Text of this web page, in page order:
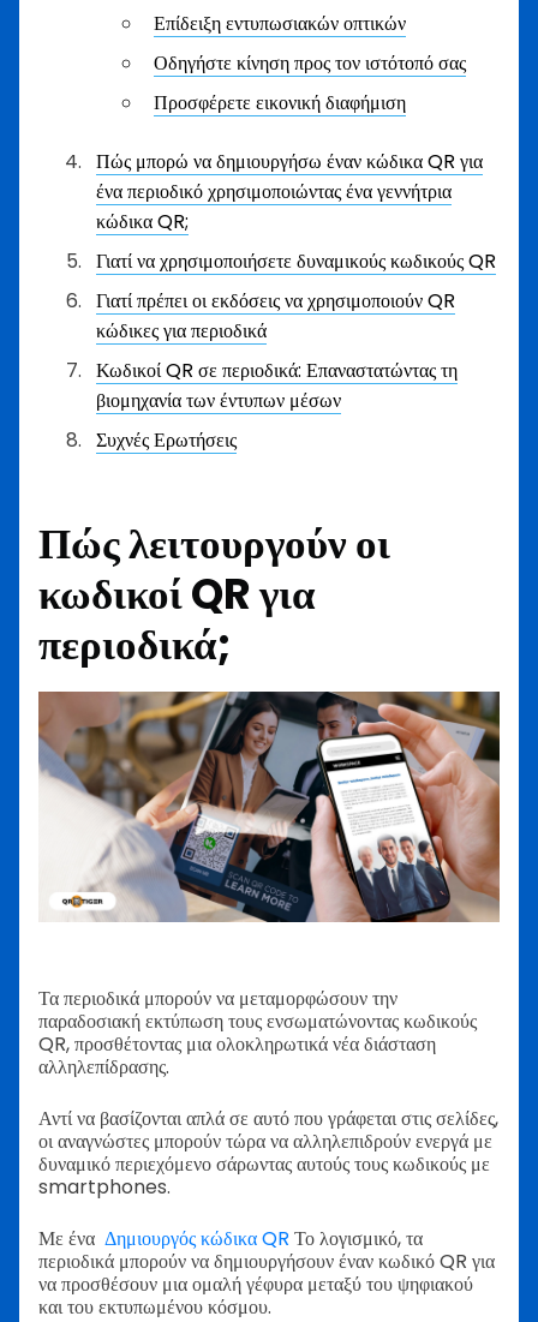
Επίδειξη εντυπωσιακών οπτικών
Οδηγήστε κίνηση προς τον ιστότοπό σας
Προσφέρετε εικονική διαφήμιση
Πώς μπορώ να δημιουργήσω έναν κώδικα QR για
ένα περιοδικό χρησιμοποιώντας ένα γεννήτρια
κώδικα QR;
Γιατί να χρησιμοποιήσετε δυναμικούς κωδικούς QR
Γιατί πρέπει οι εκδόσεις να χρησιμοποιούν QR
κώδικες για περιοδικά
Κωδικοί QR σε περιοδικά: Επαναστατώντας τη
βιομηχανία των έντυπων μέσων
Συχνές Ερωτήσεις
Πώς λειτουργούν οι
κωδικοί QR για
περιοδικά;
Τα περιοδικά μπορούν να μεταμορφώσουν την
παραδοσιακή εκτύπωση τους ενσωματώνοντας κωδικούς
QR, προσθέτοντας μια ολοκληρωτικά νέα διάσταση
αλληλεπίδρασης.
Αντί να βασίζονται απλά σε αυτό που γράφεται στις σελίδες,
οι αναγνώστες μπορούν τώρα να αλληλεπιδρούν ενεργά με
δυναμικό περιεχόμενο σάρωντας αυτούς τους κωδικούς με
smartphones.
Με ένα Δημιουργός κώδικα QR Το λογισμικό, τα
περιοδικά μπορούν να δημιουργήσουν έναν κωδικό QR για
να προσθέσουν μια ομαλή γέφυρα μεταξύ του ψηφιακού
και του εκτυπωμένου κόσμου.